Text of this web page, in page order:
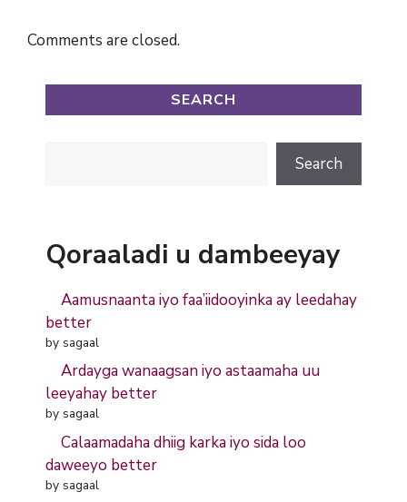
Comments are closed.
SEARCH
Search
Qoraaladi u dambeeyay
Aamusnaanta iyo faa’iidooyinka ay leedahay
better
by sagaal
Ardayga wanaagsan iyo astaamaha uu
leeyahay better
by sagaal
Calaamadaha dhiig karka iyo sida loo
daweeyo better
by sagaal